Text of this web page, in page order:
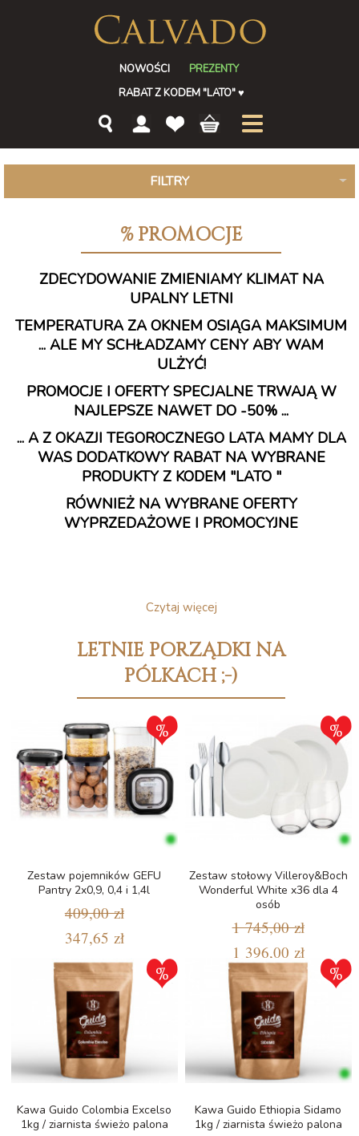
NOWOŚCI
PREZENTY
RABAT Z KODEM "LATO"♥
FILTRY
% PROMOCJE
ZDECYDOWANIE ZMIENIAMY KLIMAT NA
UPALNY LETNI
TEMPERATURA ZA OKNEM OSIĄGA MAKSIMUM
... ALE MY SCHŁADZAMY CENY ABY WAM
ULŻYĆ!
PROMOCJE I OFERTY SPECJALNE TRWAJĄ W
NAJLEPSZE NAWET DO -50% ...
... A Z OKAZJI TEGOROCZNEGO LATA MAMY DLA
WAS DODATKOWY RABAT NA WYBRANE
PRODUKTY Z KODEM "LATO "
RÓWNIEŻ NA WYBRANE OFERTY
WYPRZEDAŻOWE I PROMOCYJNE
Czytaj więcej
LETNIE PORZĄDKI NA
PÓLKACH ;-)
Zestaw pojemników GEFU
Pantry 2x0,9, 0,4 i 1,4l
409,00 zł
347,65 zł
Zestaw stołowy Villeroy&Boch
Wonderful White x36 dla 4
osób
1 745,00 zł
1 396,00 zł
Kawa Guido Colombia Excelso
1kg / ziarnista świeżo palona
Kawa Guido Ethiopia Sidamo
1kg / ziarnista świeżo palona